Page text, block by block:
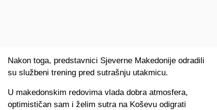
Nakon toga, predstavnici Sjeverne Makedonije odradili
su službeni trening pred sutrašnju utakmicu.
U makedonskim redovima vlada dobra atmosfera,
optimističan sam i želim sutra na Koševu odigrati